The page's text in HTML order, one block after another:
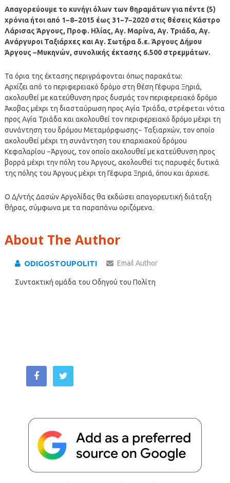
Απαγορεύουμε το κυνήγι όλων των θηραμάτων για πέντε (5)
χρόνια ήτοι από 1−8−2015 έως 31−7−2020 στις θέσεις Κάστρο
Λάρισας Άργους, Προφ. Ηλίας, Αγ. Μαρίνα, Αγ. Τριάδα, Αγ.
Ανάργυροι Ταξιάρχες και Αγ. Σωτήρα δ.ε. Άργους Δήμου
Άργους −Μυκηνών, συνολικής έκτασης 6.500 στρεμμάτων.
Τα όρια της έκτασης περιγράφονται όπως παρακάτω:
Αρχίζει από το περιφερειακό δρόμο στη θέση Γέφυρα Ξηριά,
ακολουθεί με κατεύθυνση προς δυσμάς τον περιφερειακό δρόμο
Άκοβας μέχρι τη διασταύρωση προς Αγία Τριάδα, στρέφεται νότια
προς Αγία Τριάδα και ακολουθεί τον περιφερειακό δρόμο μέχρι τη
συνάντηση του δρόμου Μεταμόρφωσης− Ταξιαρχών, τον οποίο
ακολουθεί μέχρι τη συνάντηση του επαρχιακού δρόμου
Κεφαλαρίου −Άργους, τον οποίο ακολουθεί με κατεύθυνση προς
βορρά μέχρι την πόλη του Άργους, ακολουθεί τις παρυφές δυτικά
της πόλης του Άργους μέχρι τη Γέφυρα Ξηριά, όπου και άρχισε.
Ο Δ/ντής Δασών Αργολίδας θα εκδώσει απαγορευτική διάταξη
θήρας, σύμφωνα με τα παραπάνω οριζόμενα.
About The Author
ODIGOSTOUPOLITI Email Author
Συντακτική ομάδα του Οδηγού του Πολίτη